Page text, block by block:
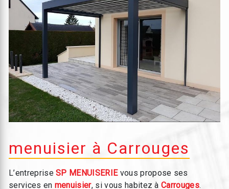
menuisier à Carrouges
L’entrepriseSP MENUISERIEvous propose ses
services en menuisier, si vous habitez àCarrouges.